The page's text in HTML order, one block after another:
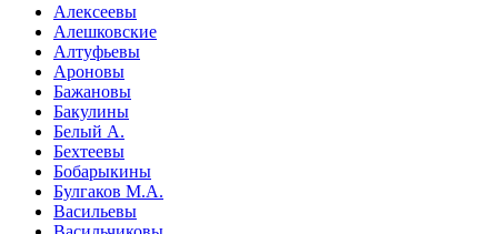
Алексеевы
Алешковские
Алтуфьевы
Ароновы
Бажановы
Бакулины
Белый А.
Бехтеевы
Бобарыкины
Булгаков М.А.
Васильевы